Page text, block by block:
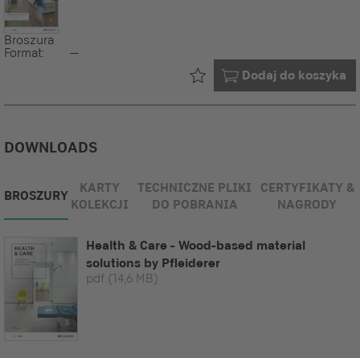
Broszura
Format:
--
Dodaj do koszyka
Już w Twoim
DOWNLOADS
BROSZURY
KARTY
KOLEKCJI
TECHNICZNE PLIKI
DO POBRANIA
CERTYFIKATY &
NAGRODY
Health & Care - Wood-based material
solutions by Pfleiderer
pdf (14,6 MB)